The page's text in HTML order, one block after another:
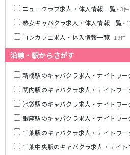
ニュークラブ求人・体入情報一覧- 3件
熟女キャバクラ求人・体入情報一覧-
コンカフェ求人・体入情報一覧- 19件
沿線・駅からさがす
新橋駅のキャバクラ求人・ナイトワー
関内駅のキャバクラ求人・ナイトワー
池袋駅のキャバクラ求人・ナイトワー
銀座駅のキャバクラ求人・ナイトワー
千葉駅のキャバクラ求人・ナイトワー
千葉中央駅のキャバクラ求人・ナイト
大宮駅
船橋駅
柏駅
春日部駅
小田急江ノ島線
大和駅
藤沢駅
相模大野駅
湘南台駅
鶴間駅
中央林
本鵠沼駅
南林間駅
京成千葉線
千葉中央駅
京成千葉